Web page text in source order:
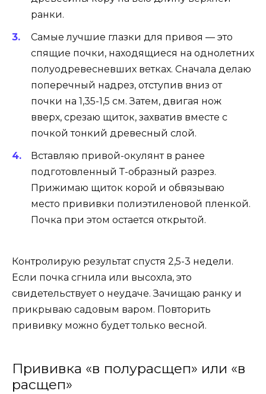
ранки.
Самые лучшие глазки для привоя — это
спящие почки, находящиеся на однолетних
полуодревесневших ветках. Сначала делаю
поперечный надрез, отступив вниз от
почки на 1,35-1,5 см. Затем, двигая нож
вверх, срезаю щиток, захватив вместе с
почкой тонкий древесный слой.
Вставляю привой-окулянт в ранее
подготовленный Т-образный разрез.
Прижимаю щиток корой и обвязываю
место прививки полиэтиленовой пленкой.
Почка при этом остается открытой.
Контролирую результат спустя 2,5-3 недели.
Если почка сгнила или высохла, это
свидетельствует о неудаче. Зачищаю ранку и
прикрываю садовым варом. Повторить
прививку можно будет только весной.
Прививка «в полурасщеп» или «в
расщеп»